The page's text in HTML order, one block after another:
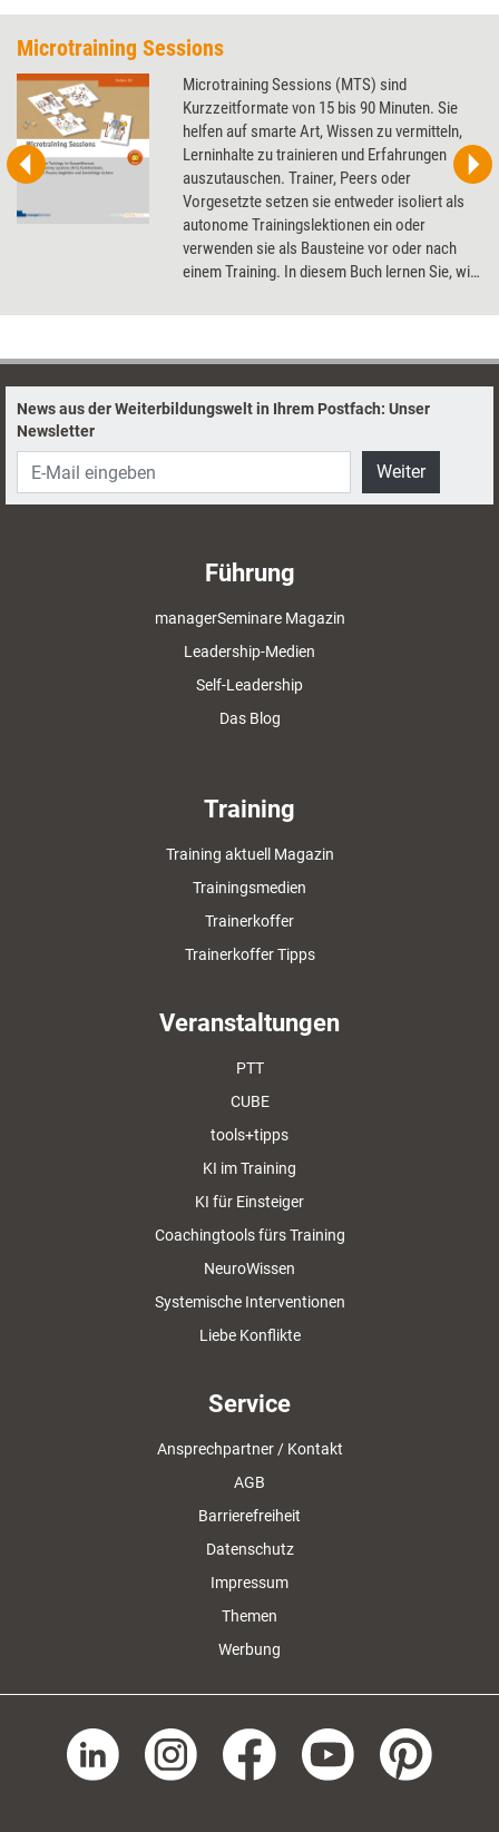
Microtraining Sessions
Microtraining Sessions (MTS) sind
Kurzzeitformate von 15 bis 90 Minuten. Sie
helfen auf smarte Art, Wissen zu vermitteln,
Lerninhalte zu trainieren und Erfahrungen
auszutauschen. Trainer, Peers oder
Vorgesetzte setzen sie entweder isoliert als
autonome Trainingslektionen ein oder
verwenden sie als Bausteine vor oder nach
einem Training. In diesem Buch lernen Sie, wie
dazu auf über 20 vorbereiteten MTS als
News aus der Weiterbildungswelt in Ihrem Postfach: Unser
Newsletter
Weiter
Führung
managerSeminare Magazin
Leadership-Medien
Self-Leadership
Das Blog
Training
Training aktuell Magazin
Trainingsmedien
Trainerkoffer
Trainerkoffer Tipps
Veranstaltungen
PTT
CUBE
tools+tipps
KI im Training
KI für Einsteiger
Coachingtools fürs Training
NeuroWissen
Systemische Interventionen
Liebe Konflikte
Service
Ansprechpartner / Kontakt
AGB
Barrierefreiheit
Datenschutz
Impressum
Themen
Werbung